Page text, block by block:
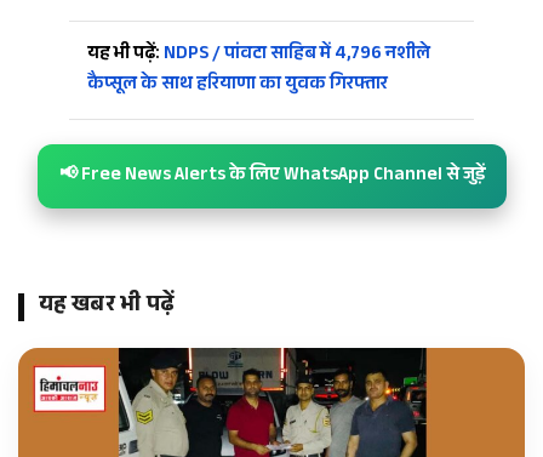
यह भी पढ़ें: NDPS / पांवटा साहिब में 4,796 नशीले
कैप्सूल के साथ हरियाणा का युवक गिरफ्तार
📢 Free News Alerts के लिए WhatsApp Channel से जुड़ें
यह खबर भी पढ़ें